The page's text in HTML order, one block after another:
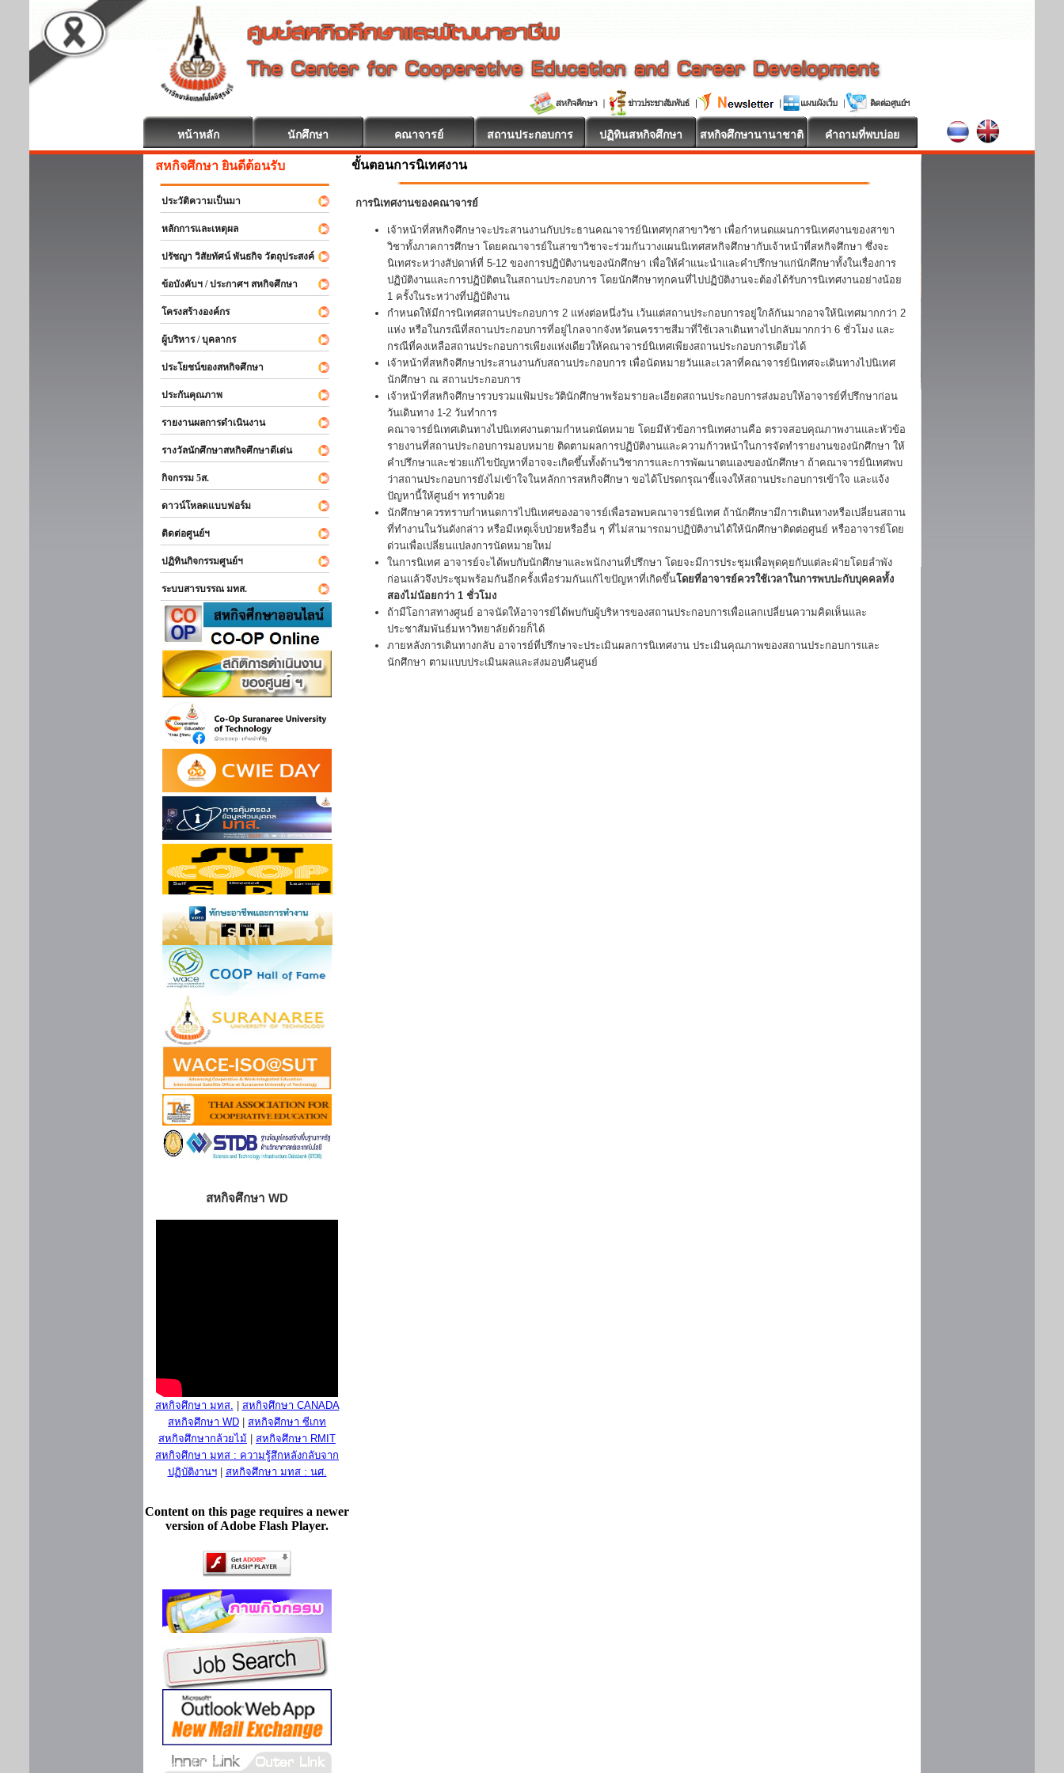
หน้าหลัก นักศึกษา คณาจารย์ สถานประกอบการ ปฏิทินสหกิจศึกษา สหกิจศึกษานานาชาติ คำถามที่พบบ่อย
สหกิจศึกษา ยินดีต้อนรับ
ประวัติความเป็นมา
หลักการและเหตุผล
ปรัชญา วิสัยทัศน์ พันธกิจ วัตถุประสงค์
ข้อบังคับฯ / ประกาศฯ สหกิจศึกษา
โครงสร้างองค์กร
ผู้บริหาร / บุคลากร
ประโยชน์ของสหกิจศึกษา
ประกันคุณภาพ
รายงานผลการดำเนินงาน
รางวัลนักศึกษาสหกิจศึกษาดีเด่น
กิจกรรม 5ส.
ดาวน์โหลดแบบฟอร์ม
ติดต่อศูนย์ฯ
ปฏิทินกิจกรรมศูนย์ฯ
ระบบสารบรรณ มทส.
สหกิจศึกษา WD
สหกิจศึกษา มทส.
สหกิจศึกษา CANADA
สหกิจศึกษา WD
สหกิจศึกษา ซีเกท
สหกิจศึกษากล้วยไม้
สหกิจศึกษา RMIT
สหกิจศึกษา มทส : ความรู้สึกหลังกลับจาก
ปฏิบัติงานฯ| สหกิจศึกษา มทส : นศ.
Content on this page requires a newer
version of Adobe Flash Player.
ขั้นตอนการนิเทศงาน
การนิเทศงานของคณาจารย์
เจ้าหน้าที่สหกิจศึกษาจะประสานงานกับประธานคณาจารย์นิเทศทุกสาขาวิชา เพื่อกำหนดแผนการนิเทศงานของสาขา
วิชาทั้งภาคการศึกษา โดยคณาจารย์ในสาขาวิชาจะร่วมกันวางแผนนิเทศสหกิจศึกษากับเจ้าหน้าที่สหกิจศึกษา ซึ่งจะ
นิเทศระหว่างสัปดาห์ที่ 5-12 ของการปฏิบัติงานของนักศึกษา เพื่อให้คำแนะนำและคำปรึกษาแก่นักศึกษาทั้งในเรื่องการ
ปฏิบัติงานและการปฏิบัติตนในสถานประกอบการ โดยนักศึกษาทุกคนที่ไปปฏิบัติงานจะต้องได้รับการนิเทศงานอย่างน้อย
1 ครั้งในระหว่างที่ปฏิบัติงาน
กำหนดให้มีการนิเทศสถานประกอบการ 2 แห่งต่อหนึ่งวัน เว้นแต่สถานประกอบการอยู่ใกล้กันมากอาจให้นิเทศมากกว่า 2
แห่ง หรือในกรณีที่สถานประกอบการที่อยู่ไกลจากจังหวัดนครราชสีมาที่ใช้เวลาเดินทางไปกลับมากกว่า 6 ชั่วโมง และ
กรณีที่คงเหลือสถานประกอบการเพียงแห่งเดียวให้คณาจารย์นิเทศเพียงสถานประกอบการเดียวได้
เจ้าหน้าที่สหกิจศึกษาประสานงานกับสถานประกอบการ เพื่อนัดหมายวันและเวลาที่คณาจารย์นิเทศจะเดินทางไปนิเทศ
นักศึกษา ณ สถานประกอบการ
เจ้าหน้าที่สหกิจศึกษารวบรวมแฟ้มประวัตินักศึกษาพร้อมรายละเอียดสถานประกอบการส่งมอบให้อาจารย์ที่ปรึกษาก่อน
วันเดินทาง 1-2 วันทำการ
คณาจารย์นิเทศเดินทางไปนิเทศงานตามกำหนดนัดหมาย โดยมีหัวข้อการนิเทศงานคือ ตรวจสอบคุณภาพงานและหัวข้อ
รายงานที่สถานประกอบการมอบหมาย ติดตามผลการปฏิบัติงานและความก้าวหน้าในการจัดทำรายงานของนักศึกษา ให้
คำปรึกษาและช่วยแก้ไขปัญหาที่อาจจะเกิดขึ้นทั้งด้านวิชาการและการพัฒนาตนเองของนักศึกษา ถ้าคณาจารย์นิเทศพบ
ว่าสถานประกอบการยังไม่เข้าใจในหลักการสหกิจศึกษา ขอได้โปรดกรุณาชี้แจงให้สถานประกอบการเข้าใจ และแจ้ง
ปัญหานี้ให้ศูนย์ฯ ทราบด้วย
นักศึกษาควรทราบกำหนดการไปนิเทศของอาจารย์เพื่อรอพบคณาจารย์นิเทศ ถ้านักศึกษามีการเดินทางหรือเปลี่ยนสถาน
ที่ทำงานในวันดังกล่าว หรือมีเหตุเจ็บป่วยหรืออื่น ๆ ที่ไม่สามารถมาปฏิบัติงานได้ให้นักศึกษาติดต่อศูนย์ หรืออาจารย์โดย
ด่วนเพื่อเปลี่ยนแปลงการนัดหมายใหม่
ในการนิเทศ อาจารย์จะได้พบกับนักศึกษาและพนักงานที่ปรึกษา โดยจะมีการประชุมเพื่อพุดคุยกับแต่ละฝ่ายโดยลำพัง
ก่อนแล้วจึงประชุมพร้อมกันอีกครั้งเพื่อร่วมกันแก้ไขปัญหาที่เกิดขึ้นโดยที่อาจารย์ควรใช้เวลาในการพบปะกับบุคคลทั้ง
สองไม่น้อยกว่า 1 ชั่วโมง
ถ้ามีโอกาสทางศูนย์ อาจนัดให้อาจารย์ได้พบกับผู้บริหารของสถานประกอบการเพื่อแลกเปลี่ยนความคิดเห็นและ
ประชาสัมพันธ์มหาวิทยาลัยด้วยก็ได้
ภายหลังการเดินทางกลับ อาจารย์ที่ปรึกษาจะประเมินผลการนิเทศงาน ประเมินคุณภาพของสถานประกอบการและ
นักศึกษา ตามแบบประเมินผลและส่งมอบคืนศูนย์